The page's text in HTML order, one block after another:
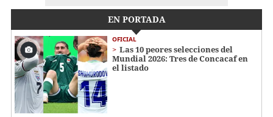
EN PORTADA
OFICIAL
Las 10 peores selecciones del
Mundial 2026: Tres de Concacaf en
el listado